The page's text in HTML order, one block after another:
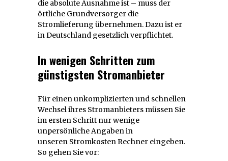
die absolute Ausnahme ist – muss der
örtliche Grundversorger die
Stromlieferung übernehmen. Dazu ist er
in Deutschland gesetzlich verpflichtet.
In wenigen Schritten zum
günstigsten Stromanbieter
Für einen unkomplizierten und schnellen
Wechsel ihres Stromanbieters müssen Sie
im ersten Schritt nur wenige
unpersönliche Angaben in
unseren Stromkosten Rechner eingeben.
So gehen Sie vor: